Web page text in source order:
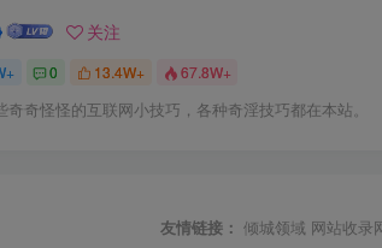
关注
0 13.4W+ 67.8W+
奇奇怪怪的互联网小技巧，各种奇淫技巧都在本站。
友情链接： 倾城领域 网站收录